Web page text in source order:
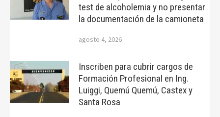
test de alcoholemia y no presentar
la documentación de la camioneta
agosto 4, 2026
Inscriben para cubrir cargos de
Formación Profesional en Ing.
Luiggi, Quemú Quemú, Castex y
Santa Rosa